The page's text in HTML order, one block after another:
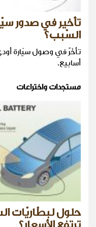
تأخير في صدور
السّبب؟
تأخّرٌ في وصول سيّارة
أسابيع.
مستجدات واختراعات
حلول لبطّاريّات